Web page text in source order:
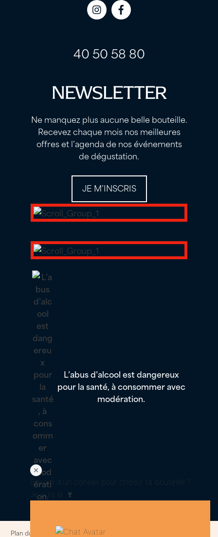
Icon
Icon
40 50 58 80
NEWSLETTER
Ne manquez plus aucune belle bouteille.
Recevez chaque mois nos meilleures
offres et l’agenda de nos événements
de dégustation.
JE M’INSCRIS
L’abus d’alcool est dangereux
pour la santé, à consommer avec
modération.
Plan du site Politique de confidentialités et cookies
Besoin d'un conseil pour choisir ta bouteille ?
Je suis là 🍷